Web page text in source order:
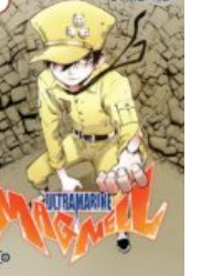
Ajouter
à la
wishlist